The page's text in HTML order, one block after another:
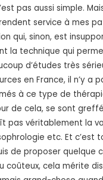
pas aussi simple.
service à mes
qui, sinon, est
la technique qui
d’études très
en France, il n’y a
à ce type de
de cela, se sont
pas véritablement la
etc. Et c’est
de proposer quelque
coûteux, cela mérite